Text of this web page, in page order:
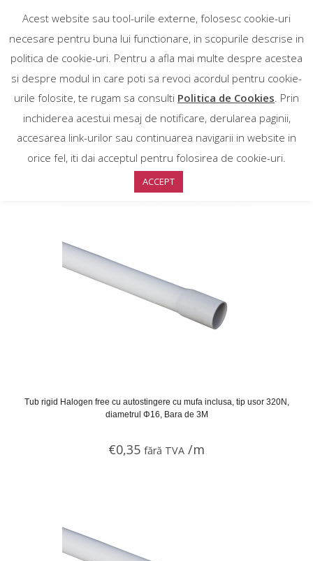
Sortare implicită
Tub rigid Halogen free cu autostingere cu mufa inclusa, tip usor 320N,
diametrul Φ16, Bara de 3M
€0,35 fără TVA /m
Acest website sau tool-urile externe, folosesc cookie-uri
necesare pentru buna lui functionare, in scopurile descrise in
politica de cookie-uri. Pentru a afla mai multe despre acestea
si despre modul in care poti sa revoci acordul pentru cookie-
urile folosite, te rugam sa consulti Politica de Cookies. Prin
inchiderea acestui mesaj de notificare, derularea paginii,
accesarea link-urilor sau continuarea navigarii in website in
orice fel, iti dai acceptul pentru folosirea de cookie-uri.
ACCEPT